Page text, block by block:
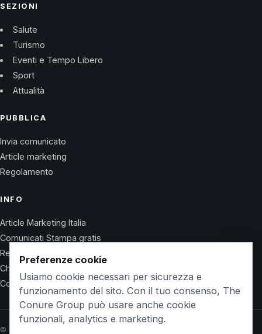
SEZIONI
Salute
Turismo
Eventi e Tempo Libero
Sport
Attualità
PUBBLICA
Invia comunicato
Article marketing
Regolamento
INFO
Article Marketing Italia
Comunicati Stampa gratis
Regolamento
Chi Siamo
Contatti
© 2026 Wet Life News · The Conure Group
Preferenze cookie
Usiamo cookie necessari per sicurezza e
funzionamento del sito. Con il tuo consenso, The
Conure Group può usare anche cookie
funzionali, analytics e marketing.